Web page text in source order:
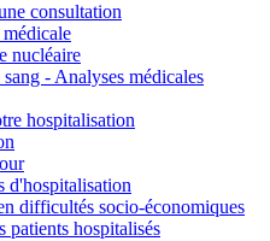
consultation
nucléaire
sang - Analyses médicales
hospitalisation
d'hospitalisation
difficultés socio-économiques
patients hospitalisés